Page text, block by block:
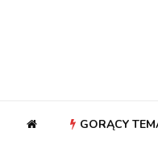
GORĄCY